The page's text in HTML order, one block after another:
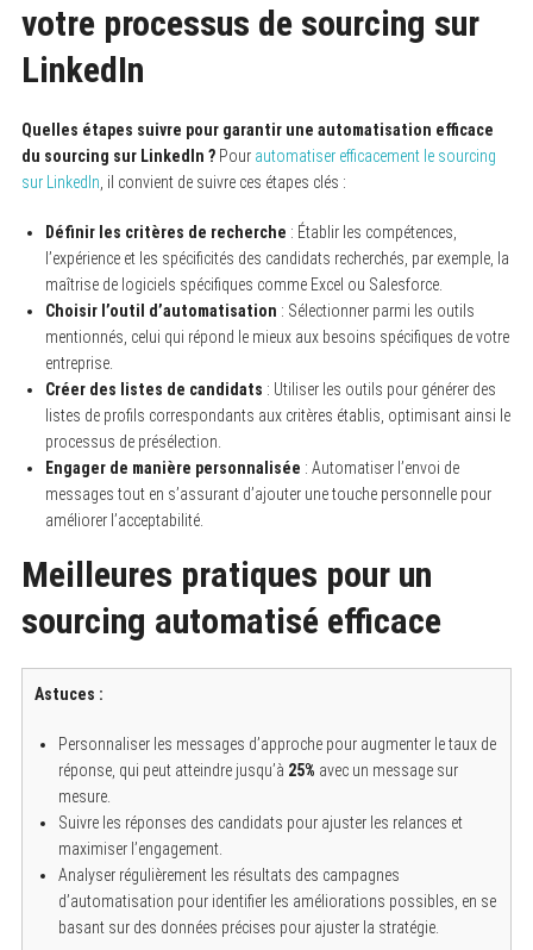
votre processus de sourcing sur
LinkedIn
Quelles étapes suivre pour garantir une automatisation efficace
du sourcing sur LinkedIn ?Pour automatiser efficacement le sourcing
sur LinkedIn , il convient de suivre ces étapes clés :
Définir les critères de recherche : Établir les compétences,
l’expérience et les spécificités des candidats recherchés, par exemple, la
maîtrise de logiciels spécifiques comme Excel ou Salesforce.
Choisir l’outil d’automatisation : Sélectionner parmi les outils
mentionnés, celui qui répond le mieux aux besoins spécifiques de votre
entreprise.
Créer des listes de candidats : Utiliser les outils pour générer des
listes de profils correspondants aux critères établis, optimisant ainsi le
processus de présélection.
Engager de manière personnalisée : Automatiser l’envoi de
messages tout en s’assurant d’ajouter une touche personnelle pour
améliorer l’acceptabilité.
Meilleures pratiques pour un
sourcing automatisé efficace
Astuces :
Personnaliser les messages d’approche pour augmenter le taux de
réponse, qui peut atteindre jusqu’à 25% avec un message sur
mesure.
Suivre les réponses des candidats pour ajuster les relances et
maximiser l’engagement.
Analyser régulièrement les résultats des campagnes
d’automatisation pour identifier les améliorations possibles, en se
basant sur des données précises pour ajuster la stratégie.